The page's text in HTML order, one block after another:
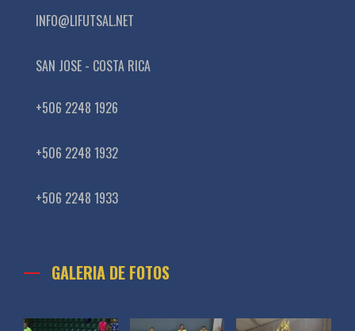
INFO@LIFUTSAL.NET
SAN JOSE - COSTA RICA
+506 2248 1926
+506 2248 1932
+506 2248 1933
GALERIA DE FOTOS